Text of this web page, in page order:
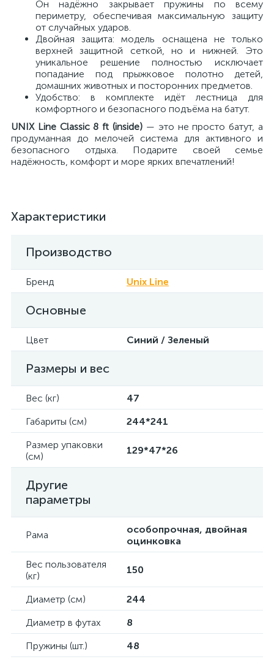
Он надёжно закрывает пружины по всему
периметру, обеспечивая максимальную защиту
от случайных ударов.
Двойная защита: модель оснащена не только
верхней защитной сеткой, но и нижней. Это
уникальное решение полностью исключает
попадание под прыжковое полотно детей,
домашних животных и посторонних предметов.
Удобство: в комплекте идёт лестница для
комфортного и безопасного подъёма на батут.
UNIX Line Classic 8 ft (inside) — это не просто батут, а
продуманная до мелочей система для активного и
безопасного отдыха. Подарите своей семье
надёжность, комфорт и море ярких впечатлений!
Характеристики
Производство
Бренд Unix Line
Основные
Цвет Синий / Зеленый
Размеры и вес
Вес (кг)
47
Габариты (см)
244*241
Размер упаковки
(см)
129*47*26
Другие
параметры
Рама
особопрочная, двойная
оцинковка
Вес пользователя
(кг)
150
Диаметр (см)
244
Диаметр в футах
8
Пружины (шт.)
48